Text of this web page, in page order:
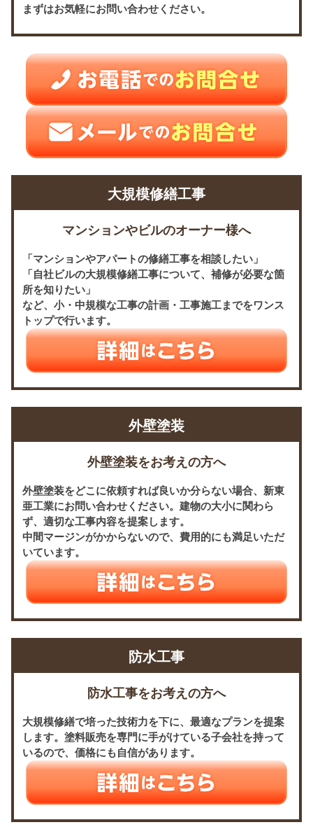
まずはお気軽にお問い合わせください。
大規模修繕工事
マンションやビルのオーナー様へ
「マンションやアパートの修繕工事を相談したい」
「自社ビルの大規模修繕工事について、補修が必要な箇
所を知りたい」
など、小・中規模な工事の計画・工事施工までをワンス
トップで行います。
外壁塗装
外壁塗装をお考えの方へ
外壁塗装をどこに依頼すれば良いか分らない場合、新東
亜工業にお問い合わせください。建物の大小に関わら
ず、適切な工事内容を提案します。
中間マージンがかからないので、費用的にも満足いただ
いています。
防水工事
防水工事をお考えの方へ
大規模修繕で培った技術力を下に、最適なプランを提案
します。塗料販売を専門に手がけている子会社を持って
いるので、価格にも自信があります。